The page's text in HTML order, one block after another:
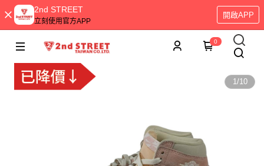
2nd STREET
立刻使用官方APP
開啟APP
0
1/10